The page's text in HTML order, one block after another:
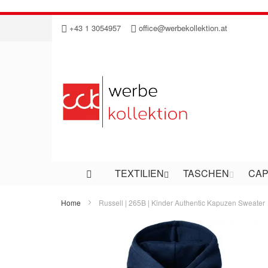
Direkt
Inhalt
+43 1 3054957 office@werbekollektion.at
TEXTILIEN TASCHEN
Home Russell | 265B | Kinder Authentic Kapuzen Sweater